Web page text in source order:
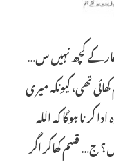
کے کچھ نہیں س…
تھی، کیونکہ میری
کرنا ہوگا کہ اللہ
ج… قسم کھاکر اگر